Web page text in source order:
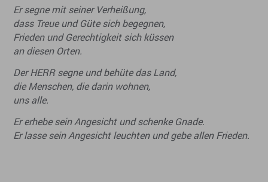
Er segne mit seiner Verheißung,
dass Treue und Güte sich begegnen,
Frieden und Gerechtigkeit sich küssen
an diesen Orten.
Der HERR segne und behüte das Land,
die Menschen, die darin wohnen,
uns alle.
Er erhebe sein Angesicht und schenke Gnade.
Er lasse sein Angesicht leuchten und gebe allen Frieden.